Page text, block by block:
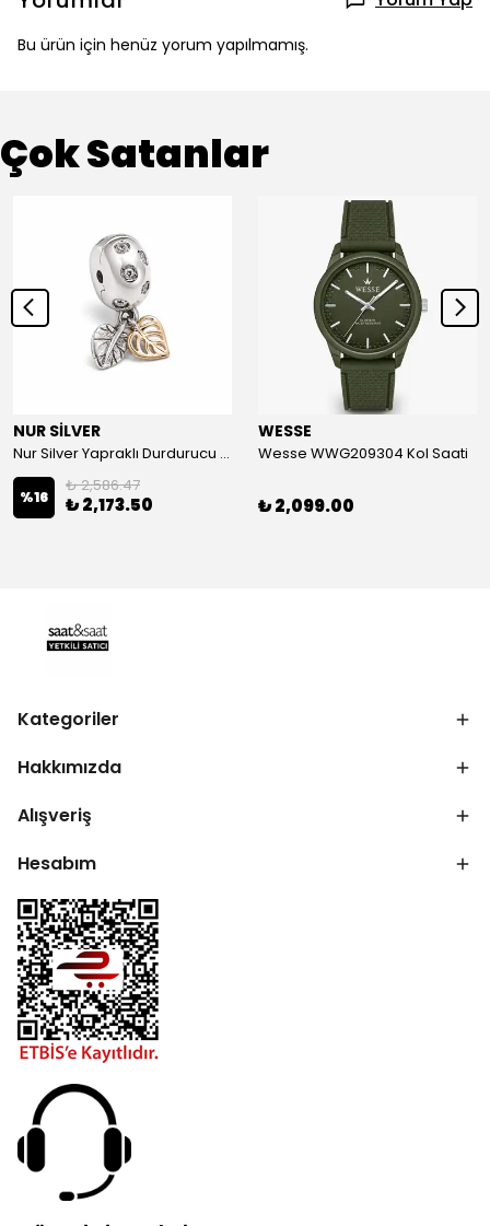
Bu ürün için henüz yorum yapılmamış.
Çok Satanlar
NUR SİLVER
Nur Silver Yapraklı Durdurucu Gümüş Charm - NUR-CM00501
%16
₺ 2,586.47
₺ 2,173.50
WESSE
Wesse WWG209304 Kol Saati
₺ 2,099.00
Kategoriler
Hakkımızda
Alışveriş
Hesabım